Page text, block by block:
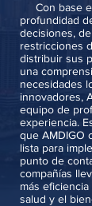
Con base
profundidad
decisiones,
restricciones
distribuir sus
una
necesidades
innovadores,
equipo de
experiencia.
que AMDIGO
lista para
punto de
compañías
más
salud y el